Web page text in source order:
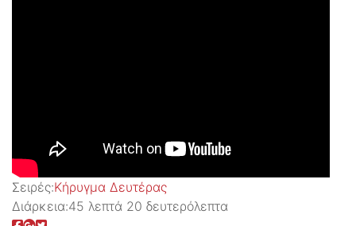
Σειρές:Kήρυγμα Δευτέρας
Διάρκεια:45 λεπτά 20 δευτερόλεπτα